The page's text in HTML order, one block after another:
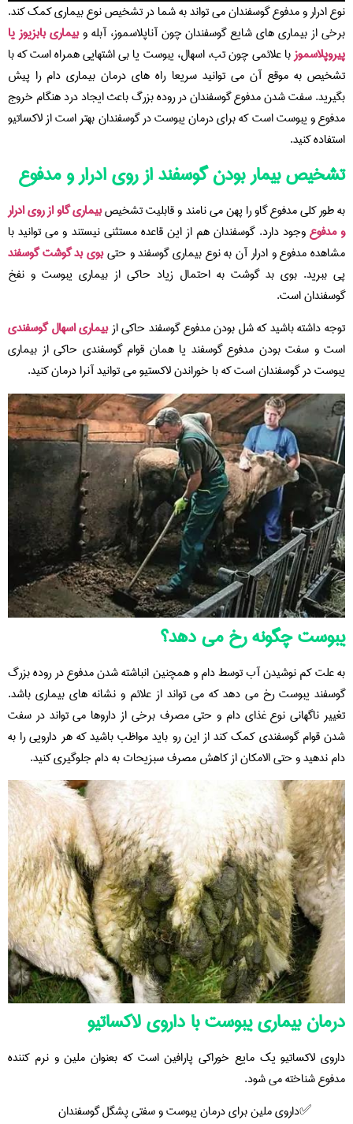
نوع ادرار و مدفوع گوسفندان می تواند به شما در تشخیص نوع بیماری کمک کند.
برخی از بیماری های شایع گوسفندان چون آناپلاسموز، آبله وبیماری بابزیوز یا
پیروپلاسموزبا علائمی چون تب، اسهال، یبوست یا بی اشتهایی همراه است که با
تشخیص به موقع آن می توانید سریعا راه های درمان بیماری دام را پیش
بگیرید. سفت شدن مدفوع گوسفندان در روده بزرگ باعث ایجاد درد هنگام خروج
مدفوع و یبوست است که برای درمان یبوست در گوسفندان بهتر است از لاکساتیو
استفاده کنید.
تشخیص بیمار بودن گوسفند از روی ادرار و مدفوع
به طور کلی مدفوع گاو را پهن می نامند و قابلیت تشخیصبیماری گاو از روی ادرار
و مدفوعوجود دارد. گوسفندان هم از این قاعده مستثنی نیستند و می توانید با
مشاهده مدفوع و ادرار آن به نوع بیماری گوسفند و حتیبوی بد گوشت گوسفند
پی ببرید. بوی بد گوشت به احتمال زیاد حاکی از بیماری یبوست و نفخ
گوسفندان است.
توجه داشته باشید که شل بودن مدفوع گوسفند حاکی ازبیماری اسهال گوسفندی
است و سفت بودن مدفوع گوسفند یا همان قوام گوسفندی حاکی از بیماری
یبوست در گوسفندان است که با خوراندن لاکستیو می توانید آنرا درمان کنید.
یبوست چگونه رخ می دهد؟
به علت کم نوشیدن آب توسط دام و همچنین انباشته شدن مدفوع در روده بزرگ
گوسفند یبوست رخ می دهد که می تواند از علائم و نشانه های بیماری باشد.
تغییر ناگهانی نوع غذای دام و حتی مصرف برخی از داروها می تواند در سفت
شدن قوام گوسفندی کمک کند از این رو باید مواظب باشید که هر دارویی را به
دام ندهید و حتی الامکان از کاهش مصرف سبزیحات به دام جلوگیری کنید.
درمان بیماری یبوست با داروی لاکساتیو
داروی لاکساتیو یک مایع خوراکی پارافین است که بعنوان ملین و نرم کننده
مدفوع شناخته می شود.
داروی ملین برای درمان یبوست و سفتی پشگل گوسفندان